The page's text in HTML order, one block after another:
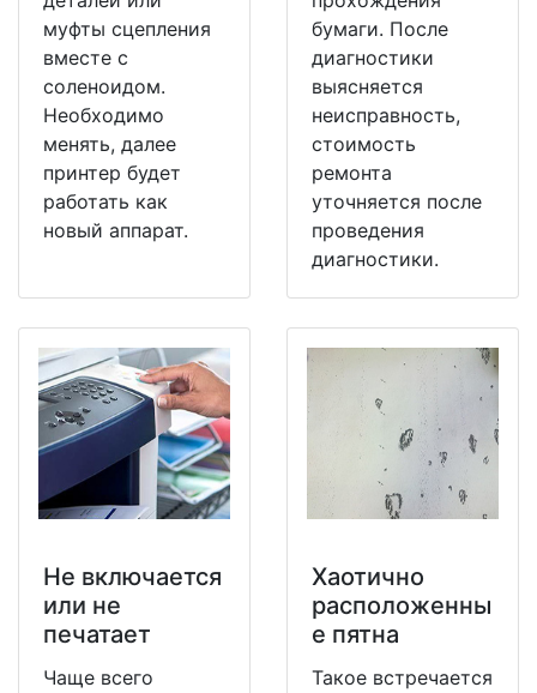
муфты сцепления
вместе с
соленоидом.
Необходимо
менять, далее
принтер будет
работать как
новый аппарат.
бумаги. После
диагностики
выясняется
неисправность,
стоимость
ремонта
уточняется после
проведения
диагностики.
Не включается
или не
печатает
Чаще всего
Хаотично
расположенны
е пятна
Такое встречается